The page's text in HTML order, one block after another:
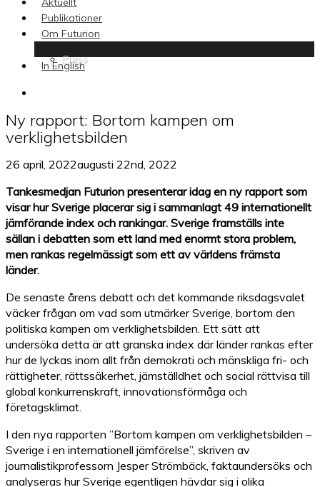
Publikationer
Om Futurion
Press
In English
Ny rapport: Bortom kampen om
verklighetsbilden
26 april, 2022augusti 22nd, 2022
Tankesmedjan Futurion presenterar idag en ny rapport som
visarhur Sverige placerar sig i sammanlagt 49 internationellt
jämförande index och rankingar. Sverige framställs inte
sällan i debatten som ett land med enormt stora problem,
men rankas regelmässigt som ett av världens främsta
länder.
De senaste årens debatt och det kommande riksdagsvalet
väcker frågan om vad som utmärker Sverige, bortom den
politiska kampen om verklighetsbilden. Ett sätt att
undersöka detta är att granska index där länder rankas efter
hur de lyckas inom allt från demokrati och mänskliga fri- och
rättigheter, rättssäkerhet, jämställdhet och social rättvisa till
global konkurrenskraft, innovationsförmåga och
företagsklimat.
I den nya rapporten ”Bortom kampen om verklighetsbilden –
Sverige i en internationell jämförelse”, skriven av
journalistikprofessorn Jesper Strömbäck, faktaundersöks och
analyseras hur Sverige egentligen hävdar sig i olika